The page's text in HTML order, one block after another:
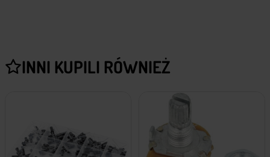
INNI KUPILI RÓWNIEŻ